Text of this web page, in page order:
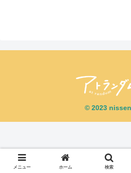
© 2023
メニュー ホーム 検索